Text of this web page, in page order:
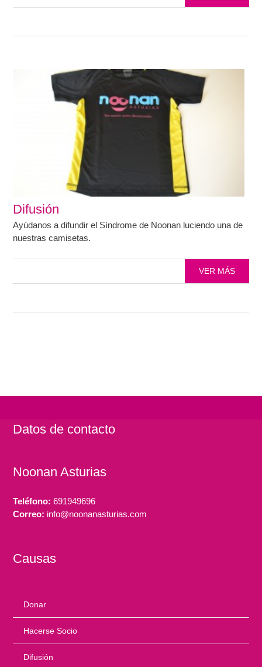
Difusión
Ayúdanos a difundir el Síndrome de Noonan luciendo una de
nuestras camisetas.
VER MÁS
Datos de contacto
Noonan Asturias
Teléfono: 691949696
Correo: info@noonanasturias.com
Causas
Donar
Hacerse Socio
Difusión